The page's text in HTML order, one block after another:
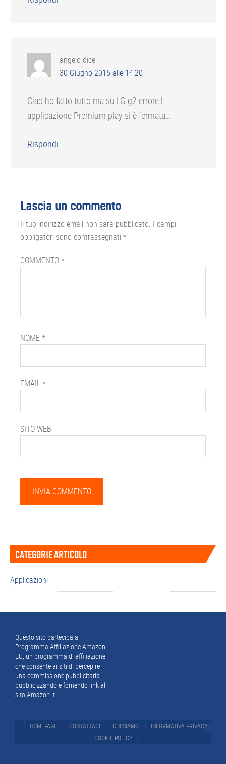
angelo dice
30 Giugno 2015 alle 14:20
Ciao ho fatto tutto ma su LG g2 errore l
applicazione Premium play si è fermata…
Rispondi
Lascia un commento
Il tuo indirizzo email non sarà pubblicato. I campi
obbligatori sono contrassegnati *
COMMENTO*
NOME*
EMAIL*
SITO WEB
Barra
laterale
primaria
CATEGORIE ARTICOLO
Applicazioni
Footer
Questo sito partecipa al
Programma Affiliazione Amazon
EU, un programma di affiliazione
che consente ai siti di percepire
una commissione pubblicitaria
pubblicizzando e fornendo link al
sito Amazon.it
HOMEPAGE CONTATTACI CHI SIAMO
INFORMATIVA PRIVACY
COOKIE POLICY